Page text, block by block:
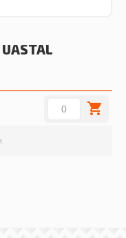
UASTAL